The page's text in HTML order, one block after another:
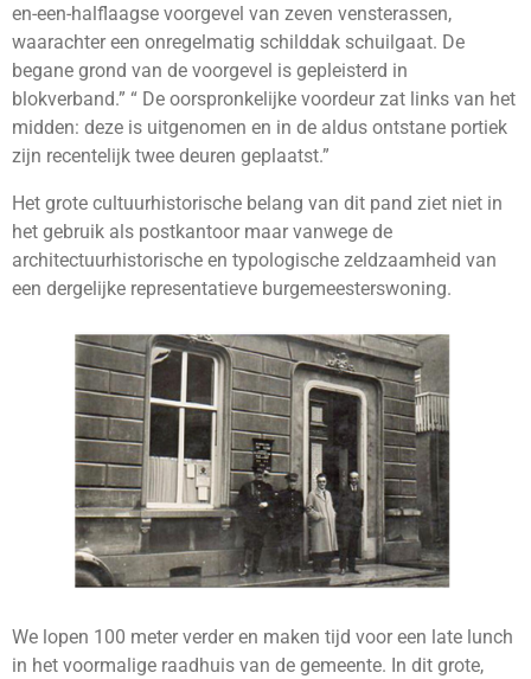
en-een-halflaagse voorgevel van zeven vensterassen,
waarachter een onregelmatig schilddak schuilgaat. De
begane grond van de voorgevel is gepleisterd in
blokverband.” “ De oorspronkelijke voordeur zat links van het
midden: deze is uitgenomen en in de aldus ontstane portiek
zijn recentelijk twee deuren geplaatst.”
Het grote cultuurhistorische belang van dit pand ziet niet in
het gebruik als postkantoor maar vanwege de
architectuurhistorische en typologische zeldzaamheid van
een dergelijke representatieve burgemeesterswoning.
We lopen 100 meter verder en maken tijd voor een late lunch
in het voormalige raadhuis van de gemeente. In dit grote,